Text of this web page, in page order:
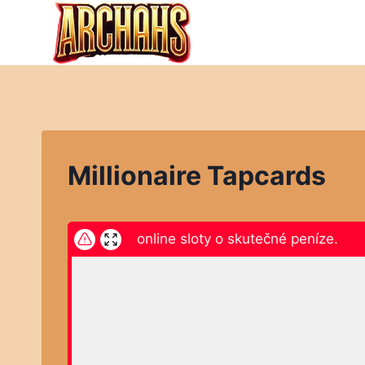
Přeskočit
Millionaire Tapcards
zde a hrajte online sloty o skutečné peníze.